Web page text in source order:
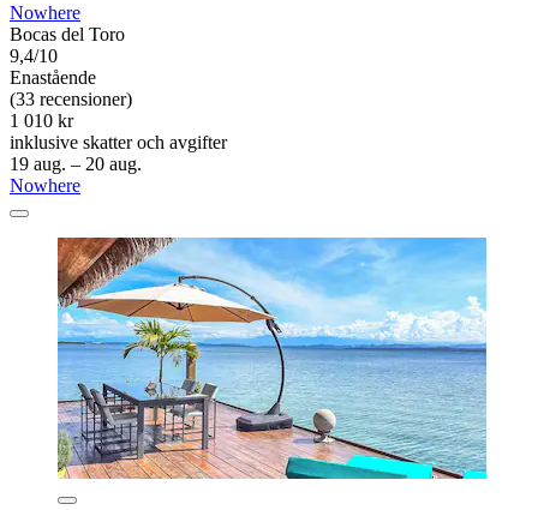
Nowhere
Bocas del Toro
9,4/10
Enastående
(33 recensioner)
1 010 kr
inklusive skatter och avgifter
19 aug. – 20 aug.
Nowhere